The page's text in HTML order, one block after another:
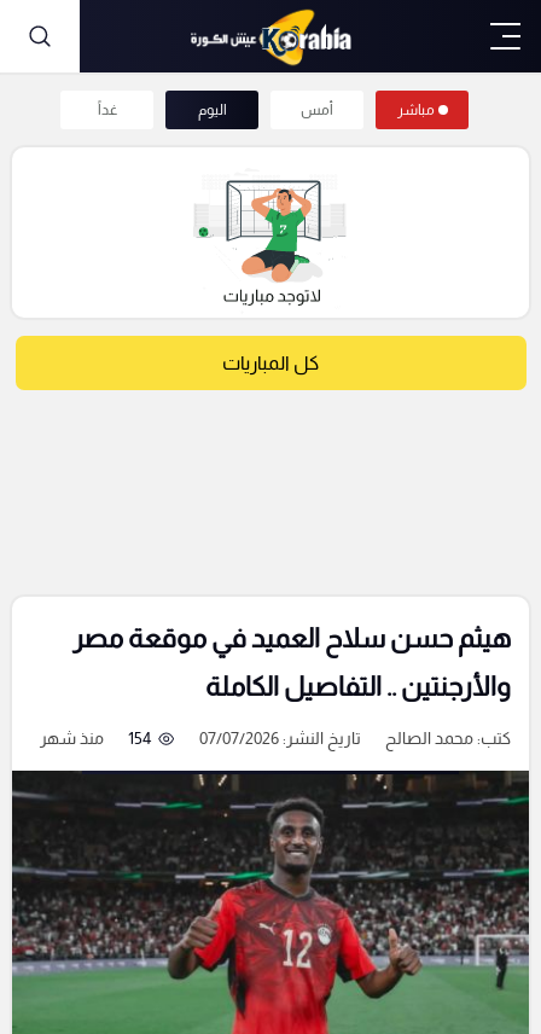
مباشر أمس اليوم غداً
كل المباريات
هيثم حسن سلاح العميد في موقعة مصر
والأرجنتين .. التفاصيل الكاملة
كتب:محمد الصالح تاريخ النشر: 07/07/2026 154 منذ شهر